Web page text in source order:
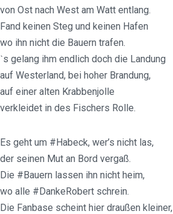
von Ost nach West am Watt entlang.
Fand keinen Steg und keinen Hafen
wo ihn nicht die Bauern trafen.
ˋs gelang ihm endlich doch die Landung
auf Westerland, bei hoher Brandung,
auf einer alten Krabbenjolle
verkleidet in des Fischers Rolle.
Es geht um #Habeck, wer’s nicht las,
der seinen Mut an Bord vergaß.
Die #Bauern lassen ihn nicht heim,
wo alle #DankeRobert schrein.
Die Fanbase scheint hier draußen kleiner,